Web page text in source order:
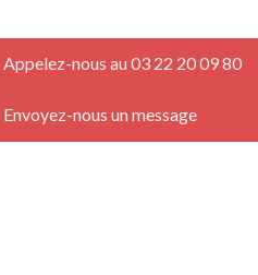
Appelez-nous au 03 22 20 09 80
Envoyez-nous un message